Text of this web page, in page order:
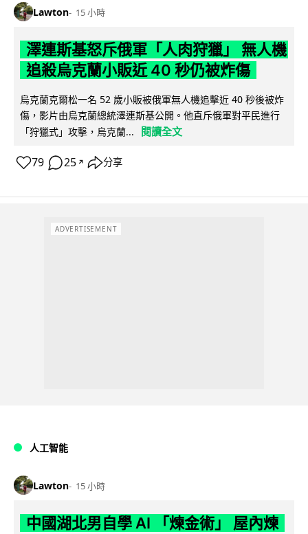
Lawton 15 小時
澤連斯基怒斥俄軍「人肉狩獵」 無人機
追殺烏克蘭小販近 40 秒仍被炸傷
烏克蘭克爾松一名 52 歲小販被俄軍無人機追擊近 40 秒後被炸
傷，影片由烏克蘭總統澤連斯基公開。他直斥俄軍對平民進行
「狩獵式」攻擊，烏克蘭...
閱讀全文
79 25 ↗ 分享
ADVERTISEMENT
人工智能
Lawton 15 小時
中國湖北男自學 AI 「煉金術」 屋內煉